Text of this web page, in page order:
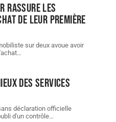
rassure les
de leur première
sur deux avoue avoir
…
des services
déclaration officielle
d'un contrôle…